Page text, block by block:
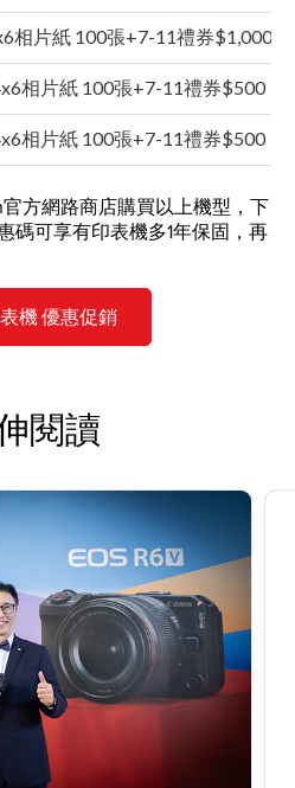
相片紙 100張+7-11禮券$1,000
相片紙 100張+7-11禮券$500
相片紙 100張+7-11禮券$500
官方網路商店購買以上機型，下
碼可享有印表機多1年保固，再
機 優惠促銷
閱讀